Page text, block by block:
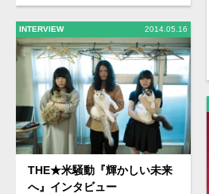
INTERVIEW 2014.05.16
THE★米騒動『輝かしい未来
へ』インタビュー